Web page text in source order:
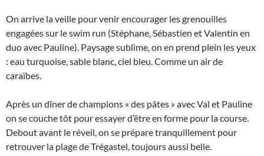
On arrive la veille pour venir encourager les grenouilles
engagées sur le swim run (Stéphane, Sébastien et Valentin en
duo avec Pauline). Paysage sublime, on en prend plein les yeux
: eau turquoise, sable blanc, ciel bleu. Comme un air de
caraïbes.
Après un dîner de champions « des pâtes » avec Val et Pauline
on se couche tôt pour essayer d’être en forme pour la course.
Debout avant le réveil, on se prépare tranquillement pour
retrouver la plage de Trégastel, toujours aussi belle.